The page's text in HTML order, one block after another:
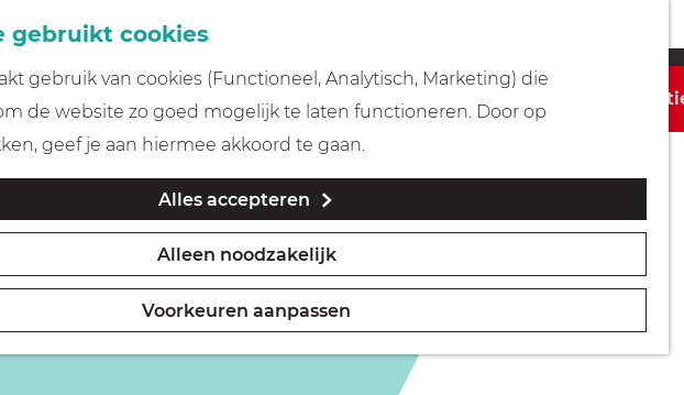
gebruikt cookies
gebruik van cookies (Functioneel, Analytisch, Marketing) die
de website zo goed mogelijk te laten functioneren. Door op
geef je aan hiermee akkoord te gaan.
Alles accepteren
Alleen noodzakelijk
Voorkeuren aanpassen
meer beschikbaar. Bekijk hetactuele aanbod voor de beschikbare